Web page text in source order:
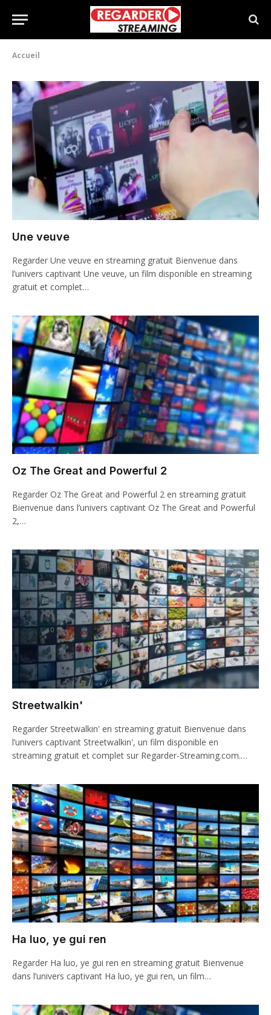
Accueil
Une veuve
Regarder Une veuve en streaming gratuit Bienvenue dans
l’univers captivant Une veuve, un film disponible en streaming
gratuit et complet…
Oz The Great and Powerful 2
Regarder Oz The Great and Powerful 2 en streaming gratuit
Bienvenue dans l’univers captivant Oz The Great and Powerful
2,…
Streetwalkin'
Regarder Streetwalkin' en streaming gratuit Bienvenue dans
l’univers captivant Streetwalkin', un film disponible en
streaming gratuit et complet sur Regarder-Streaming.com.…
Ha luo, ye gui ren
Regarder Ha luo, ye gui ren en streaming gratuit Bienvenue
dans l’univers captivant Ha luo, ye gui ren, un film…